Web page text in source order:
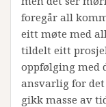
foregår all
eitt møte med
tildelt eitt
oppfølging med
ansvarlig for det
gikk masse av